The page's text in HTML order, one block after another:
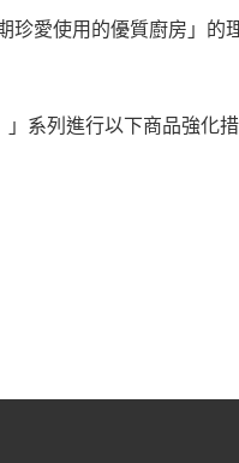
珍愛使用的優質廚房」的
系列進行以下商品強化措